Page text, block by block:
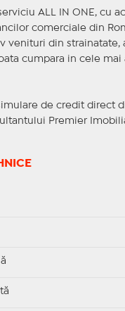
ALL IN ONE, cu
comerciale din
venituri din strainatate,
cumpara in cele mai
de credit direct
Premier